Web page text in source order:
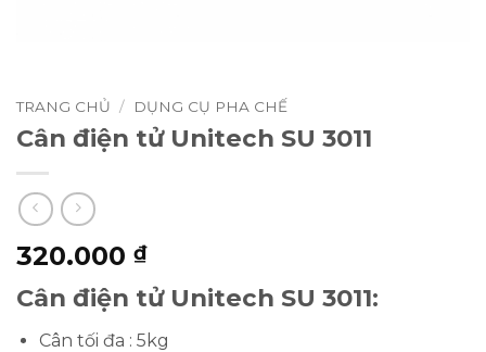
TRANG CHỦ / DỤNG CỤ PHA CHẾ
Cân điện tử Unitech SU 3011
320.000 ₫
Cân điện tử Unitech SU 3011:
Cân tối đa : 5kg